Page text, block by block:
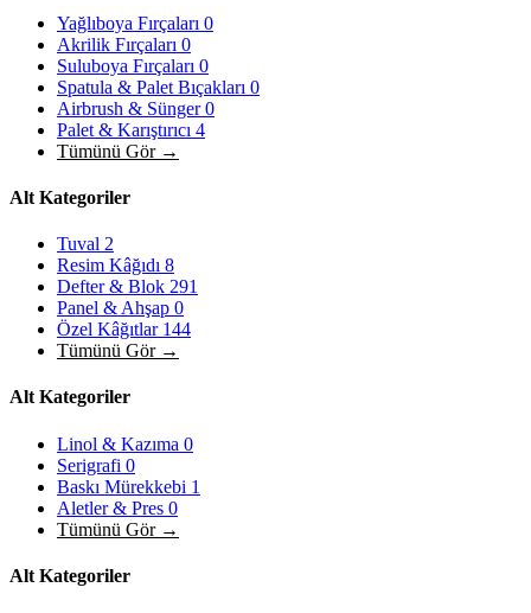
Yağlıboya Fırçaları 0
Akrilik Fırçaları 0
Suluboya Fırçaları 0
Spatula & Palet Bıçakları 0
Airbrush & Sünger0
Palet & Karıştırıcı 4
Tümünü Gör →
Alt Kategoriler
Tuval 2
Resim Kâğıdı 8
Defter & Blok 291
Panel & Ahşap 0
Özel Kâğıtlar 144
Tümünü Gör →
Alt Kategoriler
Linol & Kazıma 0
Serigrafi 0
Baskı Mürekkebi 1
Aletler & Pres 0
Tümünü Gör →
Alt Kategoriler